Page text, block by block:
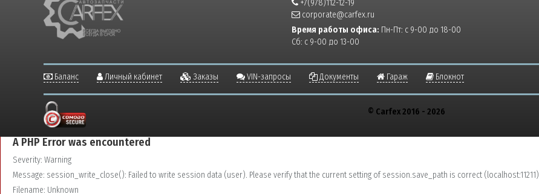
+7(978)112-12-19
corporate@carfex.ru
Время работы офиса: Пн-Пт: с 9-00 до 18-00
Сб: с 9-00 до 13-00
Баланс Личный кабинет Заказы VIN-запросы Документы Гараж Блокнот
© Carfex 2016 - 2026
A PHP Error was encountered
Severity: Warning
Message: session_write_close(): Failed to write session data (user). Please verify that the current setting of session.save_path is correct (localhost:11211)
Filename: Unknown